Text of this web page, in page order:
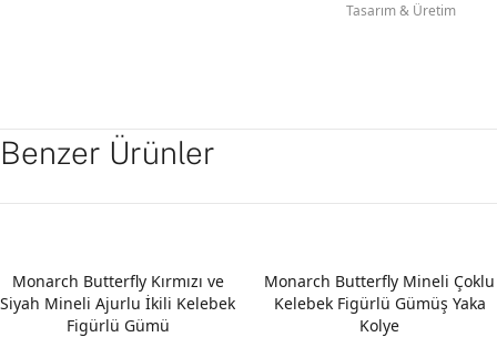
Tasarım & Üretim
Benzer Ürünler
Monarch Butterfly Kırmızı ve
Siyah Mineli Ajurlu İkili Kelebek
Figürlü Gümü
Monarch Butterfly Mineli Çoklu
Kelebek Figürlü Gümüş Yaka
Kolye